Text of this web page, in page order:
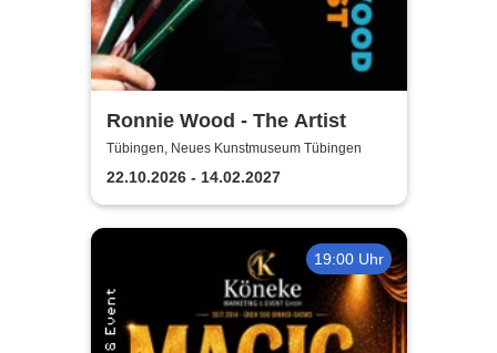
Ronnie Wood - The Artist
Tübingen, Neues Kunstmuseum Tübingen
22.10.2026 - 14.02.2027
19:00 Uhr